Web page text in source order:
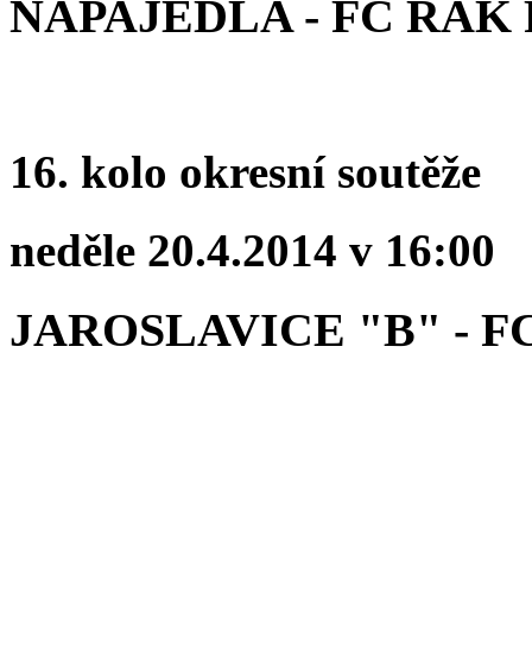
NAPAJEDLA - FC RAK
16. kolo okresní soutěže
neděle 20.4.2014 v 16:00
JAROSLAVICE "B" -